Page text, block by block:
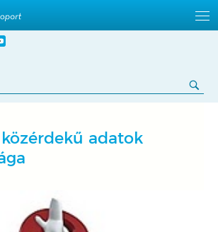
adatok